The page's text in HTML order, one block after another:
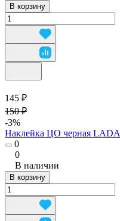
В корзину
145 ₽
150 ₽
-3%
Наклейка ЦО черная LADA
0
0
В наличии
В корзину